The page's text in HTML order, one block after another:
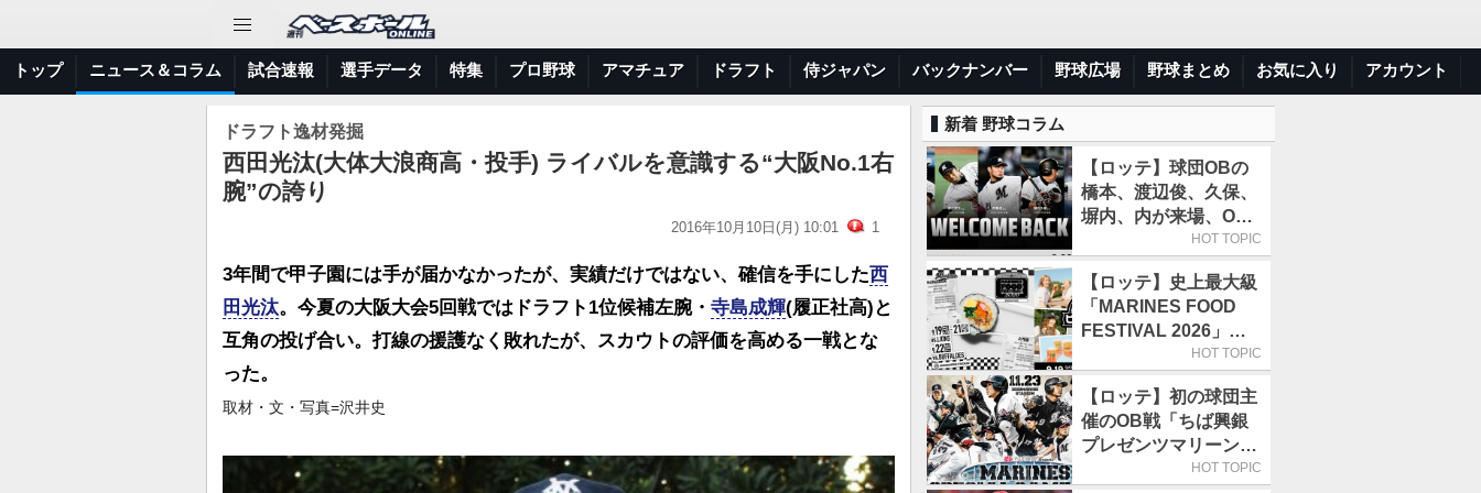
トップ ニュース＆コラム 試合速報 選手データ 特集 プロ野球 アマチュア ドラフト 侍ジャパン バックナンバー 野球広場 野球まとめ お気に入り アカウント
ドラフト逸材発掘
西田光汰(大体大浪商高・投手) ライバルを意識する“大阪No.1右
腕”の誇り
2016年10月10日(月) 10:01 1
3年間で甲子園には手が届かなかったが、実績だけではない、確信を手にした西
田光汰。今夏の大阪大会5回戦ではドラフト1位候補左腕・ 寺島成輝(履正社高)と
互角の投げ合い。打線の援護なく敗れたが、スカウトの評価を高める一戦とな
った。
取材・文・写真=沢井史
新着 野球コラム
【ロッテ】球団OBの
橋本、渡辺俊、久保、
塀内、内が来場、OB
解説も／9月22日開催
HOT TOPIC
【ロッテ】史上最大級
「MARINES FOOD
FESTIVAL 2026」第4
弾「KOREAN
日／初日はビール半額
デー
HOT TOPIC
【ロッテ】初の球団主
催のOB戦「ちば興銀
プレゼンツマリーンズ
スペシャルゲームHOT TOPIC